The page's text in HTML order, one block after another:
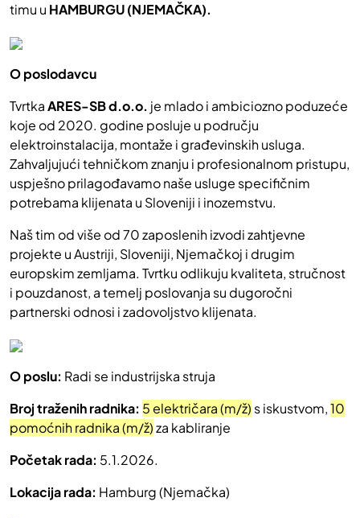
timu u HAMBURGU (NJEMAČKA).
O poslodavcu
TvrtkaARES-SB d.o.o. je mlado i ambiciozno poduzeće
koje od 2020. godine posluje u području
elektroinstalacija, montaže i građevinskih usluga.
Zahvaljujući tehničkom znanju i profesionalnom pristupu,
uspješno prilagođavamo naše usluge specifičnim
potrebama klijenata u Sloveniji i inozemstvu.
Naš tim od više od 70 zaposlenih izvodi zahtjevne
projekte u Austriji, Sloveniji, Njemačkoj i drugim
europskim zemljama. Tvrtku odlikuju kvaliteta, stručnost
i pouzdanost, a temelj poslovanja su dugoročni
partnerski odnosi i zadovoljstvo klijenata.
O poslu: Radi se industrijska struja
Broj traženih radnika: 5 električara (m/ž) s iskustvom,10
pomoćnih radnika (m/ž)za kabliranje
Početak rada: 5.1.2026.
Lokacija rada: Hamburg (Njemačka)